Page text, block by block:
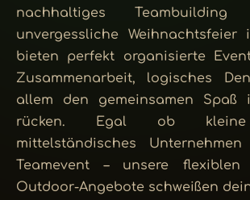
nachhaltiges
unvergessliche
bieten perfekt organisierte
Zusammenarbeit, logisches
allem den gemeinsamen Spaß
rücken. Egal ob kleine
mittelständisches
Teamevent – unsere
Outdoor-Angebote schweißen